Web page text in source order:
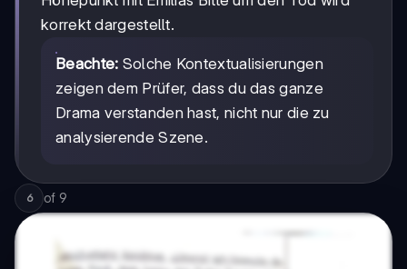
korrekt dargestellt.
Beachte: Solche Kontextualisierungen
zeigen dem Prüfer, dass du das ganze
Drama verstanden hast, nicht nur die zu
analysierende Szene.
6 of 9